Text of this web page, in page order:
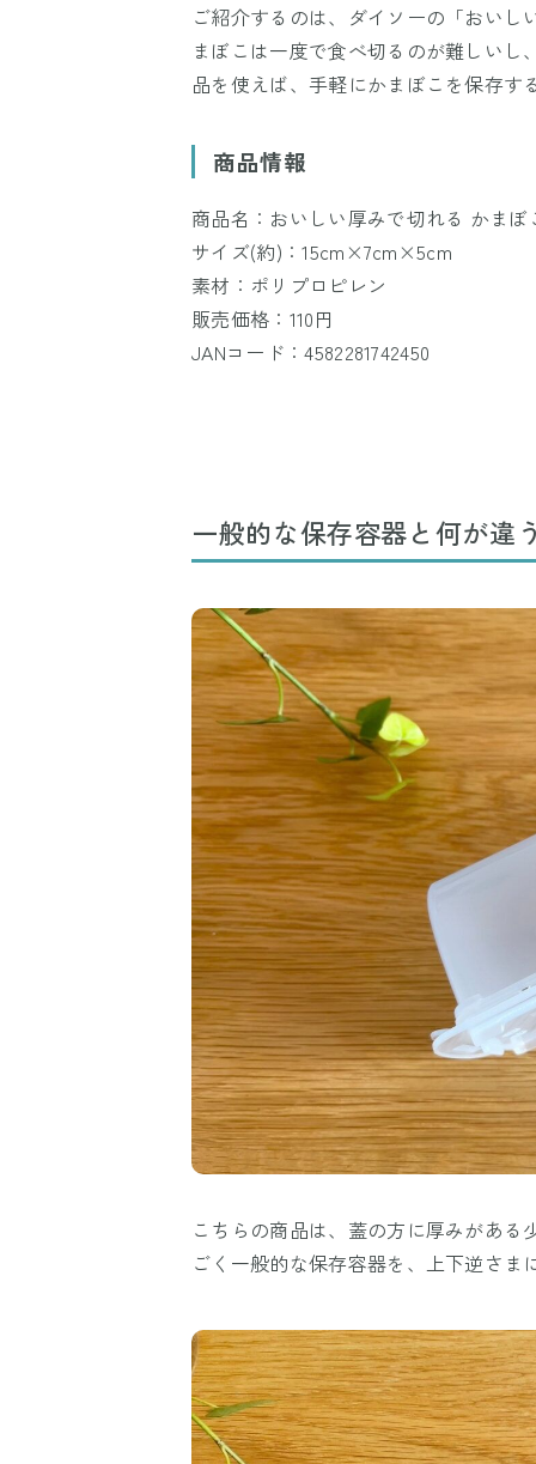
ご紹介するのは、ダイソーの「おい
まぼこは一度で食べ切るのが難しい
品を使えば、手軽にかまぼこを保存す
商品情報
商品名：おいしい厚みで切れる かまぼ
サイズ(約)：15cm×7cm×5cm
素材：ポリプロピレン
販売価格：110円
JANコード：4582281742450
一般的な保存容器と何が違
こちらの商品は、蓋の方に厚みがあ
ごく一般的な保存容器を、上下逆さ